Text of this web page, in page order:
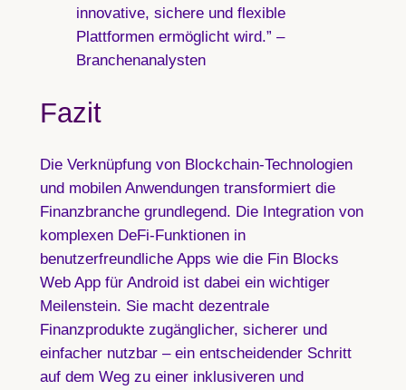
innovative, sichere und flexible
Plattformen ermöglicht wird.” –
Branchenanalysten
Fazit
Die Verknüpfung von Blockchain-Technologien
und mobilen Anwendungen transformiert die
Finanzbranche grundlegend. Die Integration von
komplexen DeFi-Funktionen in
benutzerfreundliche Apps wie die Fin Blocks
Web App für Android ist dabei ein wichtiger
Meilenstein. Sie macht dezentrale
Finanzprodukte zugänglicher, sicherer und
einfacher nutzbar – ein entscheidender Schritt
auf dem Weg zu einer inklusiveren und